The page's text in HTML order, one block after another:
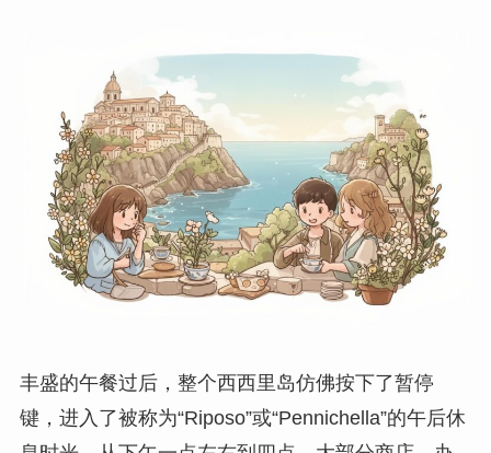
丰盛的午餐过后，整个西西里岛仿佛按下了暂停
键，进入了被称为“Riposo”或“Pennichella”的午后休